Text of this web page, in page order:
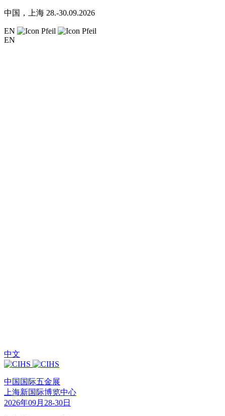
中国，上海 28.-30.09.2026
EN
EN
中文
中国国际五金展
上海新国际博览中心
2026年09月28-30日